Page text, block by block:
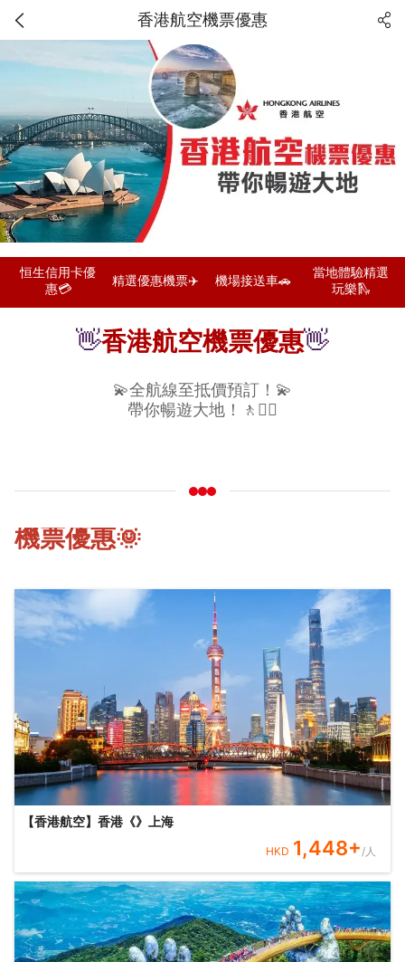
香港航空機票優惠
恒生信用卡優
惠💳
精選優惠機票✈️ 機場接送車🚗
當地體驗精選
玩樂🛝
👋香港航空機票優惠👋
💫全航線至抵價預訂！💫
帶你暢遊大地！🚶🚶‍♀️
機票優惠🌞
【香港航空】香港《》上海
HKD 1,448+/人